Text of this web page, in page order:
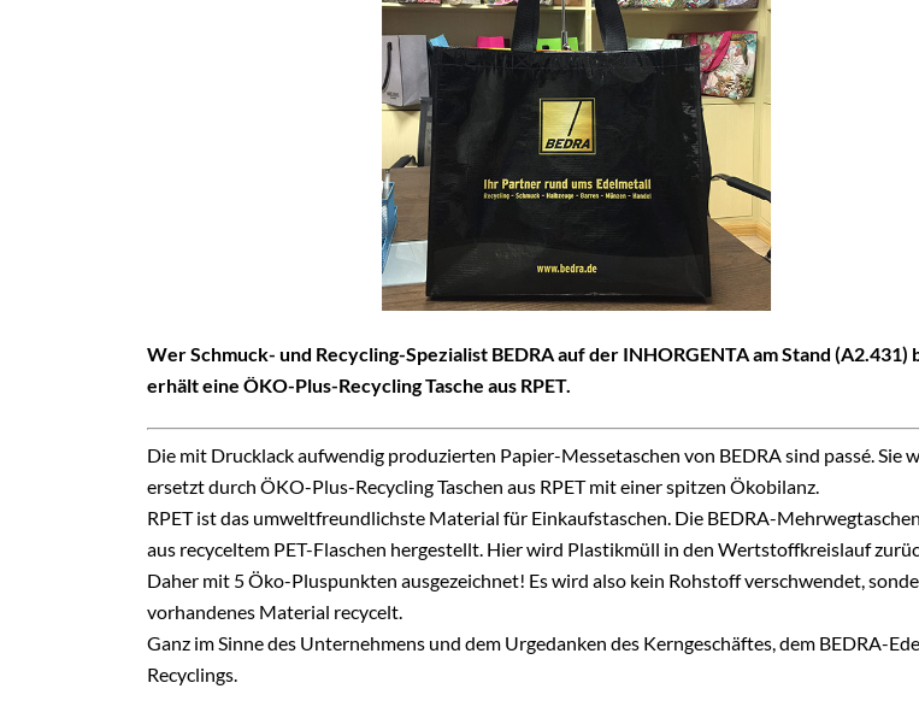
Wer Schmuck- und Recycling-Spezialist BEDRA auf der INHORGENTA am Stand (A2.431)
erhält eine ÖKO-Plus-Recycling Tasche aus RPET.
Die mit Drucklack aufwendig produzierten Papier-Messetaschen von BEDRA sind passé. Sie
ersetzt durch ÖKO-Plus-Recycling Taschen aus RPET mit einer spitzen Ökobilanz.
RPET ist das umweltfreundlichste Material für Einkaufstaschen. Die BEDRA-
aus recyceltem PET-Flaschen hergestellt. Hier wird Plastikmüll in den Wertstoffkreislauf
Daher mit 5 Öko-Pluspunkten ausgezeichnet! Es wird also kein Rohstoff verschwendet,
vorhandenes Material recycelt.
Ganz im Sinne des Unternehmens und dem Urgedanken des Kerngeschäftes, dem BEDRA-
Recyclings.